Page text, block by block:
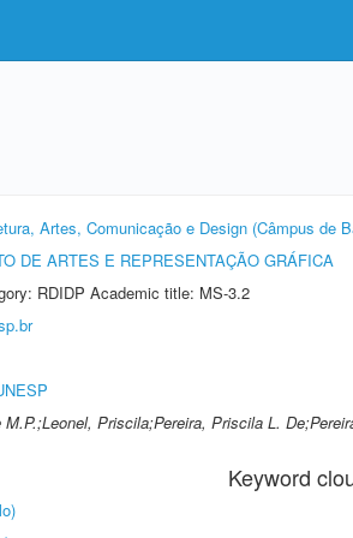
Artes, Comunicação e Design (Câmpus de
DE ARTES E REPRESENTAÇÃO GRÁFICA
RDIDP Academic title: MS-3.2
M.P.;Leonel, Priscila;Pereira, Priscila L.
Keyword